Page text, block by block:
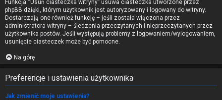
Funkcja “Usuń ciasteczka witryny” usuwa ciasteczka utworzone przez
phpBB dzięki, którym użytkownik jest autoryzowany i logowany do witryny.
Dostarczają one również funkcję – jeśli została włączona przez
administratora witryny – śledzenia przeczytanych i nieprzeczytanych przez
użytkownika postów. Jeśli występują problemy z logowaniem/wylogowaniem,
usunięcie ciasteczek może być pomocne.
Na górę
Preferencje i ustawienia użytkownika
Jak zmienić moje ustawienia?